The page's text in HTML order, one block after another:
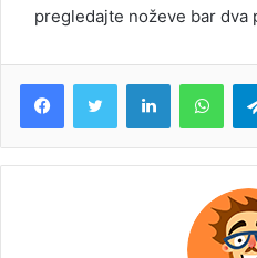
pregledajte noževe bar dva
LinkedIn